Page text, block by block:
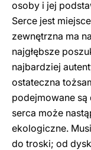
osoby i jej
Serce jest
zewnętrzna ma
najgłębsze
najbardziej
ostateczna
podejmowane
serca może
ekologiczne.
do troski; od